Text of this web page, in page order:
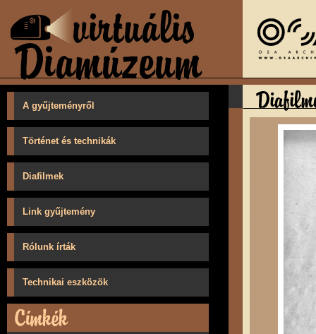
A gyűjteményről
Történet és technikák
Diafilmek
Link gyűjtemény
Rólunk írták
Technikai eszközök